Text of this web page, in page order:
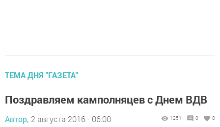
ТЕМА ДНЯ "ГАЗЕТА"
Поздравляем камполняцев с Днем ВДВ
Автор, 2 августа 2016 - 06:00 1251 0 0